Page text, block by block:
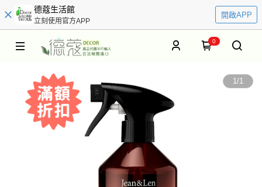
德蔻生活館
立刻使用官方APP
開啟APP
0
1/1